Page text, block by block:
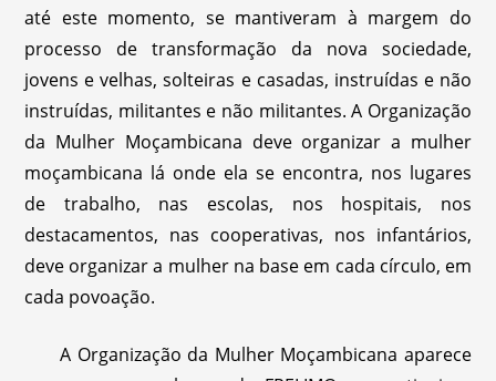
até este momento, se mantiveram à margem do
processo de transformação da nova sociedade,
jovens e velhas, solteiras e casadas, instruídas e não
instruídas, militantes e não militantes. A Organização
da Mulher Moçambicana deve organizar a mulher
moçambicana lá onde ela se encontra, nos lugares
de trabalho, nas escolas, nos hospitais, nos
destacamentos, nas cooperativas, nos infantários,
deve organizar a mulher na base em cada círculo, em
cada povoação.
A Organização da Mulher Moçambicana aparece